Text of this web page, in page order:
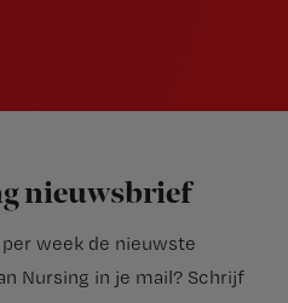
nieuwsbrief
week de nieuwste
Nursing in je mail? Schrijf